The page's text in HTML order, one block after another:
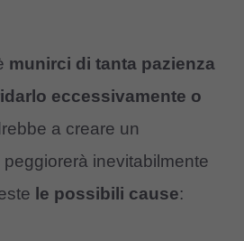
munirci di tanta pazienza
eccessivamente o
a creare un
inevitabilmente
le possibili cause: